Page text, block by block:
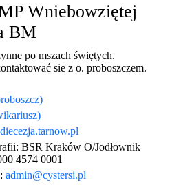
Wniebowziętej
BM
po mszach świętych.
sie z o. proboszczem.
BSR Kraków O/Jodłownik
4574 0001
admin@cystersi.pl